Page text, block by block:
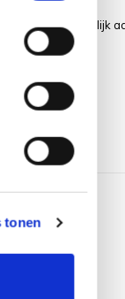
tonen
hoes, makkelijk